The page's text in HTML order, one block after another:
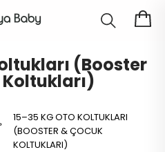
(Booster
15–35 KG OTO KOLTUKLARI
(BOOSTER & ÇOCUK
KOLTUKLARI)